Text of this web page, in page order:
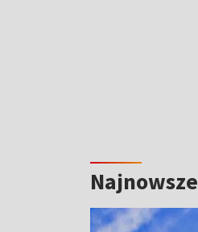
Najnowsze